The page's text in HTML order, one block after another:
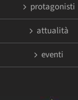
protagonisti
attualità
eventi